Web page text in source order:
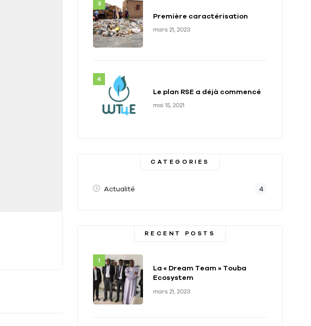
Première caractérisation
mars 21, 2023
Le plan RSE a déjà commencé
mai 15, 2021
CATEGORIES
Actualité 4
RECENT POSTS
La « Dream Team » Touba
Ecosystem
mars 21, 2023